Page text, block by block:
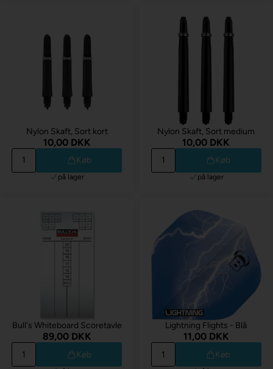
Nylon Skaft, Sort kort
10,00 DKK
Køb
på lager
Nylon Skaft, Sort medium
10,00 DKK
Køb
på lager
Bull's Whiteboard Scoretavle
89,00 DKK
Køb
Lightning Flights - Blå
11,00 DKK
Køb